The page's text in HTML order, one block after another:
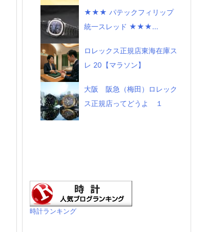
★★★ パテックフィリップ
統一スレッド ★★★...
ロレックス正規店東海在庫ス
レ 20【マラソン】
大阪 阪急（梅田）ロレック
ス正規店ってどうよ １
時計ランキング